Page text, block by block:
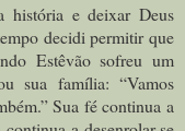
história e deixar Deus
decidi permitir que
Estêvão sofreu um
sua família: “Vamos
Sua fé continua a